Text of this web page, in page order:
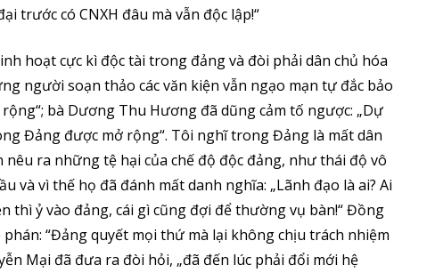
trước có CNXH đâu mà vẫn độc lập!“
hoạt cực kì độc tài trong đảng và đòi phải dân chủ hóa
người soạn thảo các văn kiện vẫn ngạo mạn tự đắc bảo
bà Dương Thu Hương đã dũng cảm tố ngược: „Dự
Đảng được mở rộng“. Tôi nghĩ trong Đảng là mất dân
ra những tệ hại của chế độ độc đảng, như thái độ vô
và vì thế họ đã đánh mất danh nghĩa: „Lãnh đạo là ai? Ai
thì ỷ vào đảng, cái gì cũng đợi để thường vụ bàn!“ Đồng
“Đảng quyết mọi thứ mà lại không chịu trách nhiệm
Mại đã đưa ra đòi hỏi, „đã đến lúc phải đổi mới hệ